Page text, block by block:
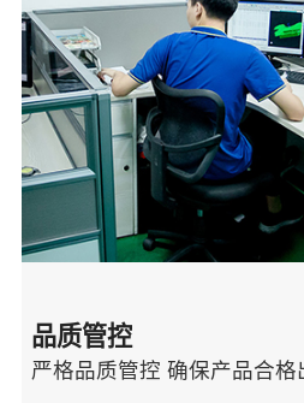
品质管控
严格品质管控 确保产品合格